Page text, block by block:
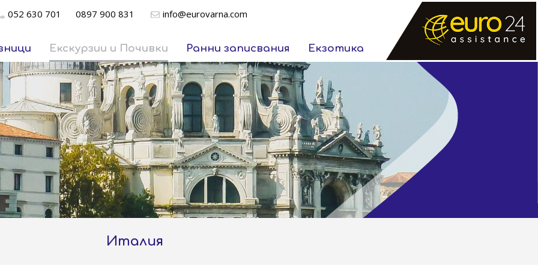
052 630 701 0897 900 831 info@eurovarna.com
Екскурзии и Почивки Ранни записвания Екзотика
Италия